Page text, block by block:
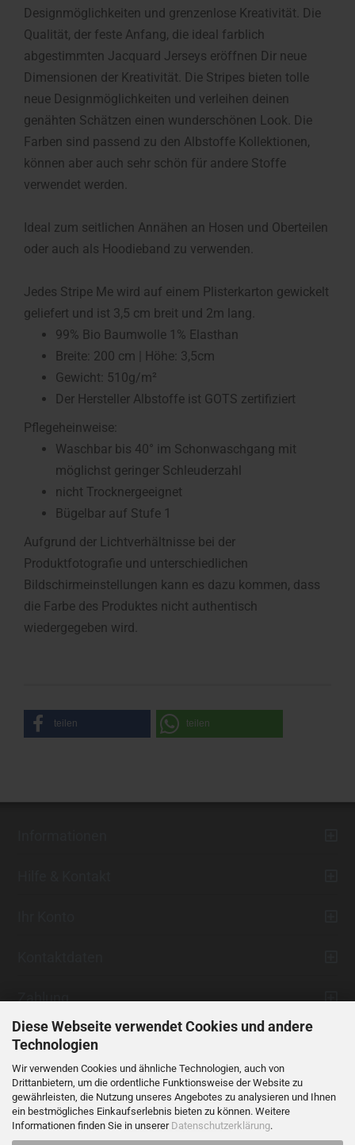
Diese Webseite verwendet Cookies und andere
Technologien
Wir verwenden Cookies und ähnliche Technologien, auch von
Drittanbietern, um die ordentliche Funktionsweise der Website zu
gewährleisten, die Nutzung unseres Angebotes zu analysieren und Ihnen
ein bestmögliches Einkaufserlebnis bieten zu können. Weitere
Informationen finden Sie in unserer Datenschutzerklärung.
Designmöglichkeiten und grenzenlose Kreativität. Die
Qualität, der feste Anfang, die ideal farblich
abgestimmten Jacquard Jerseys eröffnen Dir neue
Dimensionen der Kreativität. Die Stripes bieten tolle
neue Designmöglichkeiten und verleihen deinen
genähten Schätzen einen wunderschönen Look. Die
Farben sind passend zu den Albstoffe Kollektionen,
können aber auch sehr schön für andere Stoffe
verwendet werden.
Ideal zum seitlichen Annähen an Hosen und Oberteilen
oder auch als Hoodieband zu verwenden.
Jedes Stripe Me wird auf einem Plisterkarton gewickelt
geliefert und ist 3,5 cm breit und 2m lang.
99% Bio Baumwolle 1% Elasthan
Breite: 200 cm | Höhe: 3,5cm
Gewicht: 510g/m²
Der Hersteller Albstoffe ist GOTS zertifiziert
Pflegeheinweise:
Waschbar bis 40° im Schonwaschgang mit
möglichst geringer Schleuderzahl
nicht Trocknergeeignet
Bügelbar auf Stufe 1
Aufgrund der Lichtverhältnisse bei der
Produktfotografie und unterschiedlichen
Bildschirmeinstellungen kann es dazu kommen, dass
die Farbe des Produktes nicht authentisch
wiedergegeben wird.
teilen teilen
Zahlung
Vertrag widerrufen